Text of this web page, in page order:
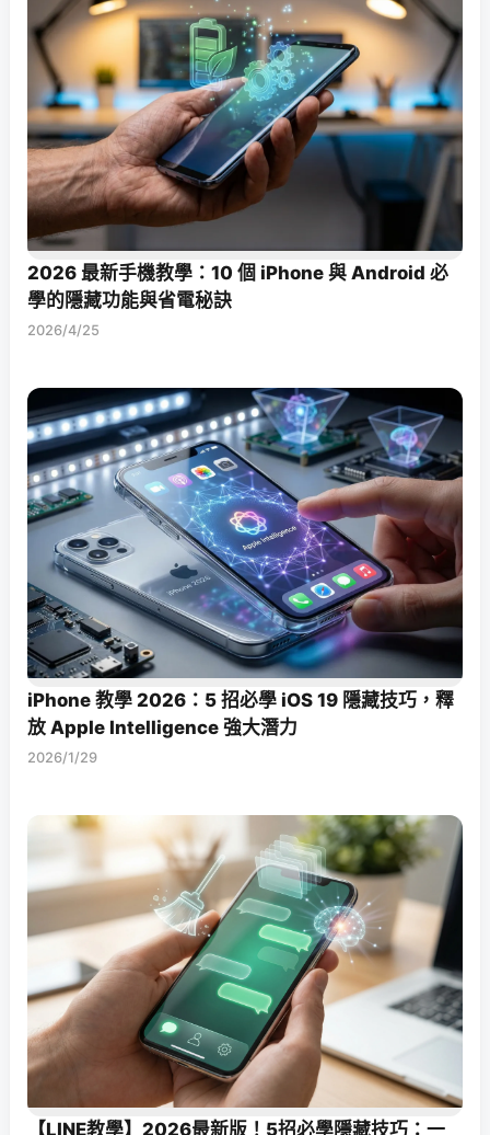
2026 最新手機教學：10 個 iPhone 與 Android 必
學的隱藏功能與省電秘訣
2026/4/25
iPhone 教學 2026：5 招必學 iOS 19 隱藏技巧，釋
放 Apple Intelligence 強大潛力
2026/1/29
【LINE教學】2026最新版！5招必學隱藏技巧：一